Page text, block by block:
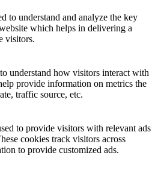
to understand and analyze the key
which helps in delivering a
visitors.
understand how visitors interact with
provide information on metrics the
traffic source, etc.
to provide visitors with relevant ads
cookies track visitors across
to provide customized ads.